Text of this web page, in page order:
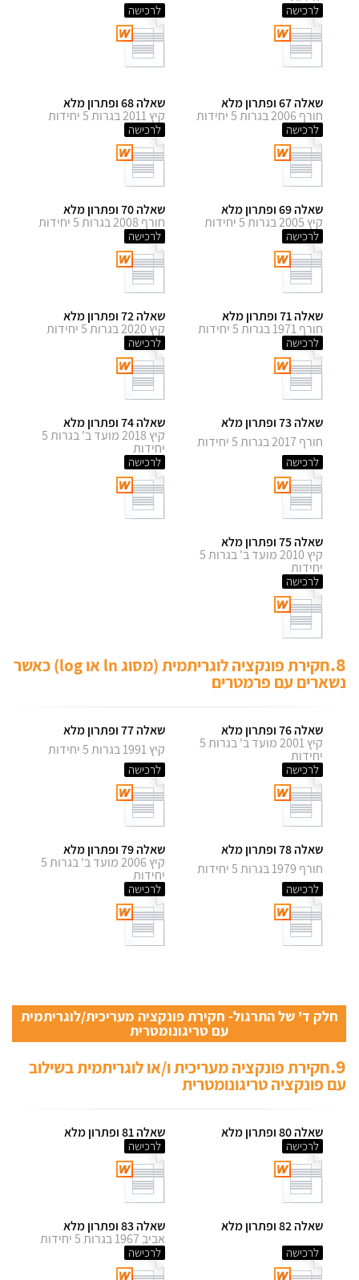
לרכישה לרכישה
שאלה 67 ופתרון מלא
חורף 2006 בגרות 5 יחידות
לרכישה
שאלה 68 ופתרון מלא
קיץ 2011 בגרות 5 יחידות
לרכישה
שאלה 69 ופתרון מלא
קיץ 2005 בגרות 5 יחידות
לרכישה
שאלה 70 ופתרון מלא
חורף 2008 בגרות 5 יחידות
לרכישה
שאלה 71 ופתרון מלא
חורף 1971 בגרות 5 יחידות
לרכישה
שאלה 72 ופתרון מלא
קיץ 2020 בגרות 5 יחידות
לרכישה
שאלה 73 ופתרון מלא
חורף 2017 בגרות 5 יחידות
לרכישה
שאלה 74 ופתרון מלא
קיץ 2018 מועד ב' בגרות 5
יחידות
לרכישה
שאלה 75 ופתרון מלא
קיץ 2010 מועד ב' בגרות 5
יחידות
לרכישה
8. חקירת פונקציה לוגריתמית (מסוג ln או log) כאשר
נשארים עם פרמטרים
שאלה 76 ופתרון מלא
קיץ 2001 מועד ב' בגרות 5
יחידות
לרכישה
שאלה 77 ופתרון מלא
קיץ 1991 בגרות 5 יחידות
לרכישה
שאלה 78 ופתרון מלא
חורף 1979 בגרות 5 יחידות
לרכישה
שאלה 79 ופתרון מלא
קיץ 2006 מועד ב' בגרות 5
יחידות
לרכישה
חלק ד' של התרגול- חקירת פונקציה מעריכית/לוגריתמית
עם טריגונומטרית
9. חקירת פונקציה מעריכית ו/או לוגריתמית בשילוב
עם פונקציה טריגונומטרית
שאלה 80 ופתרון מלא
לרכישה
שאלה 81 ופתרון מלא
לרכישה
שאלה 82 ופתרון מלא
לרכישה
שאלה 83 ופתרון מלא
אביב 1967 בגרות 5 יחידות
לרכישה